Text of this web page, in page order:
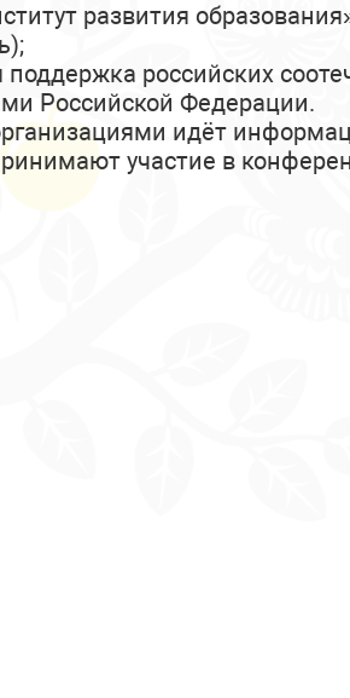
развития
российских
Российской Федерации.
идёт
участие в